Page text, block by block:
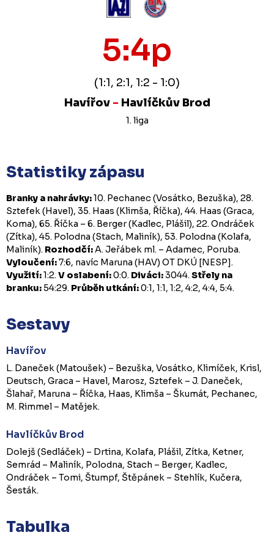
5:4p
(1:1, 2:1, 1:2 - 1:0)
Havířov - Havlíčkův Brod
1. liga
Statistiky zápasu
Branky a nahrávky:10. Pechanec (Vosátko, Bezuška), 28.
Sztefek (Havel), 35. Haas (Klimša, Říčka), 44. Haas (Graca,
Koma), 65. Říčka – 6. Berger (Kadlec, Plášil), 22. Ondráček
(Zítka), 45. Polodna (Stach, Maliník), 53. Polodna (Kolafa,
Maliník). Rozhodčí:A. Jeřábek ml. – Adamec, Poruba.
Vyloučení:7:6, navíc Maruna (HAV) OT DKÚ [NESP].
Využití:1:2.V oslabení:0:0. Diváci:3044.Střely na
branku:54:29. Průběh utkání:0:1, 1:1, 1:2, 4:2, 4:4, 5:4.
Sestavy
Havířov
L. Daneček (Matoušek) – Bezuška, Vosátko, Klimíček, Krisl,
Deutsch, Graca – Havel, Marosz, Sztefek – J. Daneček,
Šlahař, Maruna – Říčka, Haas, Klimša – Škumát, Pechanec,
M. Rimmel – Matějek.
Havlíčkův Brod
Dolejš (Sedláček) – Drtina, Kolafa, Plášil, Zítka, Ketner,
Semrád – Maliník, Polodna, Stach – Berger, Kadlec,
Ondráček – Tomi, Štumpf, Štěpánek – Stehlík, Kučera,
Šesták.
Tabulka